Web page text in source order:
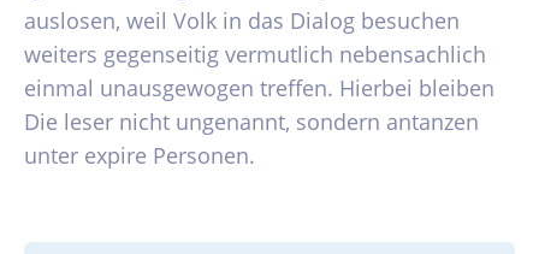
auslosen, weil Volk in das Dialog besuchen
weiters gegenseitig vermutlich nebensachlich
einmal unausgewogen treffen. Hierbei bleiben
Die leser nicht ungenannt, sondern antanzen
unter expire Personen.